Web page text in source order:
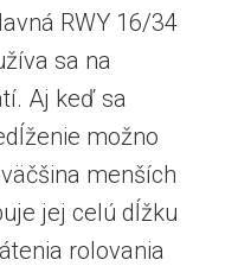
RWY 16/34
sa na
Aj keď sa
možno
menších
jej celú dĺžku
rolovania